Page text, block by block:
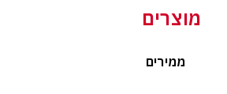
מוצרים
ממירים